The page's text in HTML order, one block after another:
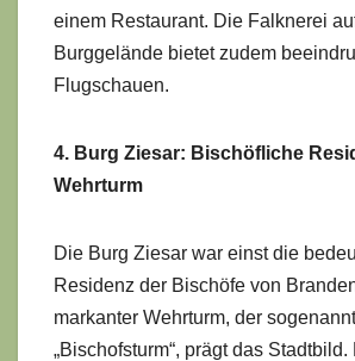
einem Restaurant. Die Falknerei
Burggelände bietet zudem
Flugschauen.
4. Burg Ziesar: Bischöfliche
Wehrturm
Die Burg Ziesar war einst die
Residenz der Bischöfe von
markanter Wehrturm, der
„Bischofsturm“, prägt das Stadtbild.